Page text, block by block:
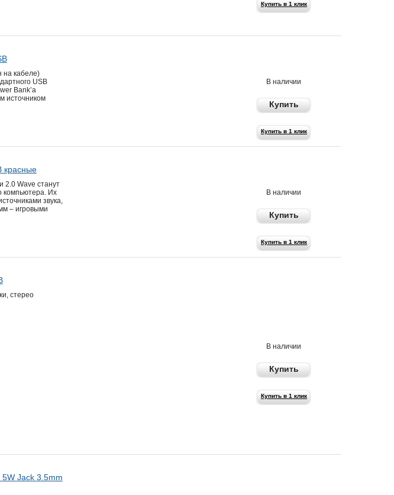
Купить в 1 клик
на кабеле)
USB
Bank’а
источником
В наличии
Купить
Купить в 1 клик
красные
2.0 Wave станут
компьютера. Их
звука,
– игровыми
В наличии
Купить
Купить в 1 клик
стерео
В наличии
Купить
Купить в 1 клик
Jack 3.5mm